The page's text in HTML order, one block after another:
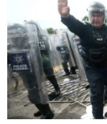
সম্পাদকীয়
টেলিভিশন
ভিডিও
Learning English